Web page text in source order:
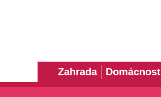
Zahrada Domácnost